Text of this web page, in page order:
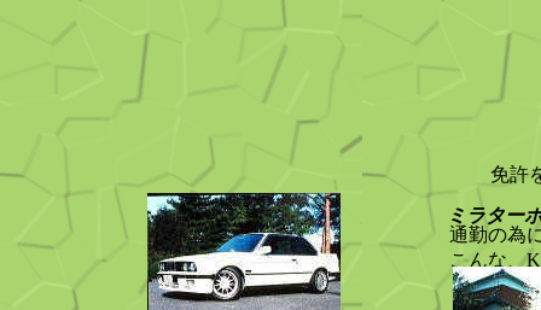
免許
ミラター
通勤の為
こんな、
と思わせ